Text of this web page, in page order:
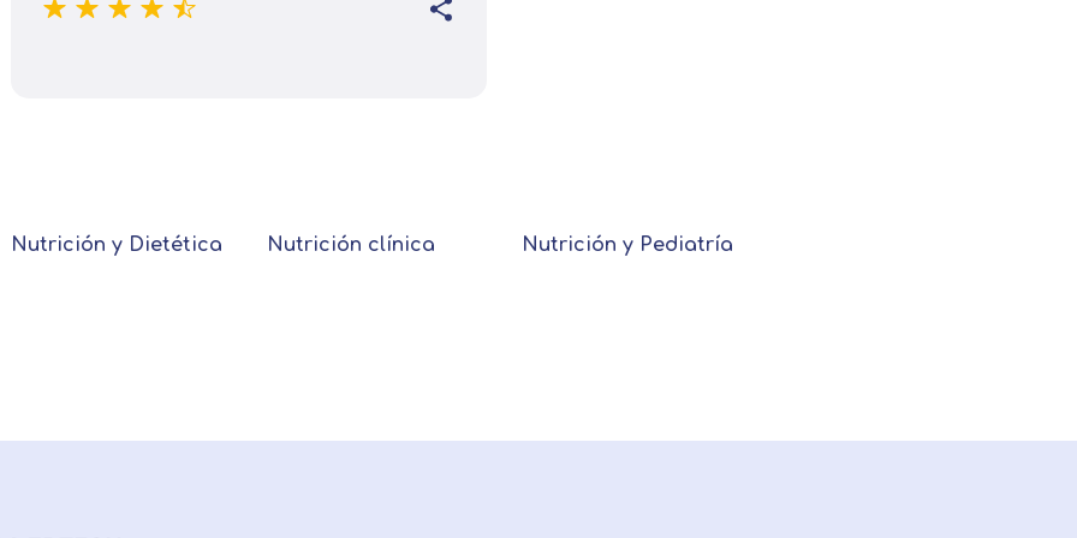
Nutrición y Dietética Nutrición clínica Nutrición y Pediatría